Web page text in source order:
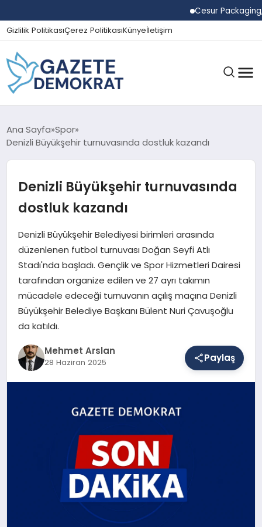
Cesur Packaging,
Gizlilik PolitikasıÇerez PolitikasıKünyeİletişim
GÜNDEM
SPOR
SAĞLIK
EĞITIM
Ana Sayfa Spor
Denizli Büyükşehir turnuvasında dostluk kazandı
Denizli Büyükşehir turnuvasında
dostluk kazandı
Denizli Büyükşehir Belediyesi birimleri arasında
düzenlenen futbol turnuvası Doğan Seyfi Atlı
Stadı'nda başladı. Gençlik ve Spor Hizmetleri Dairesi
tarafından organize edilen ve 27 ayrı takımın
mücadele edeceği turnuvanın açılış maçına Denizli
Büyükşehir Belediye Başkanı Bülent Nuri Çavuşoğlu
da katıldı.
Mehmet Arslan
28 Haziran 2025 Paylaş